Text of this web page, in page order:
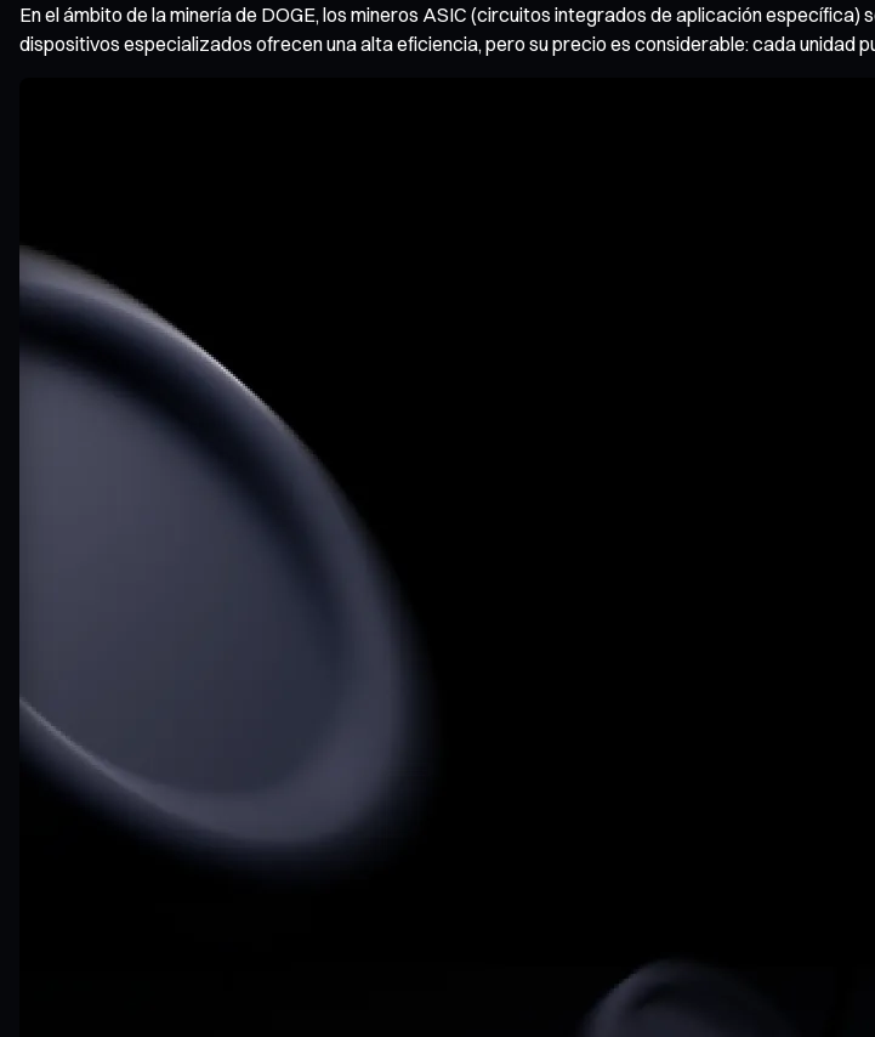
En el ámbito de la minería de DOGE, los mineros ASIC (circuitos integrados de aplicación
dispositivos especializados ofrecen una alta eficiencia, pero su precio es considerable: cada unidad